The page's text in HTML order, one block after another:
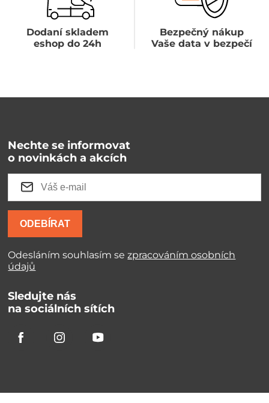
Dodaní skladem
eshop do 24h
Bezpečný nákup
Vaše data v bezpečí
Nechte se informovat
o novinkách a akcích
ODEBÍRAT
Odesláním souhlasím sezpracováním osobních
údajů
Sledujte nás
na sociálních sítích